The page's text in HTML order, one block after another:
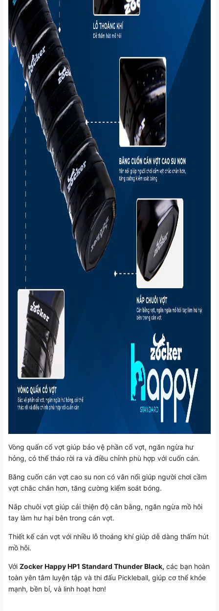
Vòng quấn cổ vợt giúp bảo vệ phần cổ vợt, ngăn ngừa hư
hỏng, có thể tháo rời ra và điều chỉnh phù hợp với cuốn cán.
Băng cuốn cán vợt cao su non có vân nổi giúp người chơi cầm
vợt chắc chắn hơn, tăng cường kiểm soát bóng.
Nắp chuôi vợt giúp cải thiện độ cân bằng, ngăn ngừa mồ hôi
tay làm hư hại bên trong cán vợt.
Thiết kế cán vợt với nhiều lỗ thoáng khí giúp dễ dàng thấm hút
mồ hôi.
Với Zocker Happy HP1 Standard Thunder Black, các bạn hoàn
toàn yên tâm luyện tập và thi đấu Pickleball, giúp cơ thể khỏe
mạnh, bền bỉ, và linh hoạt hơn!